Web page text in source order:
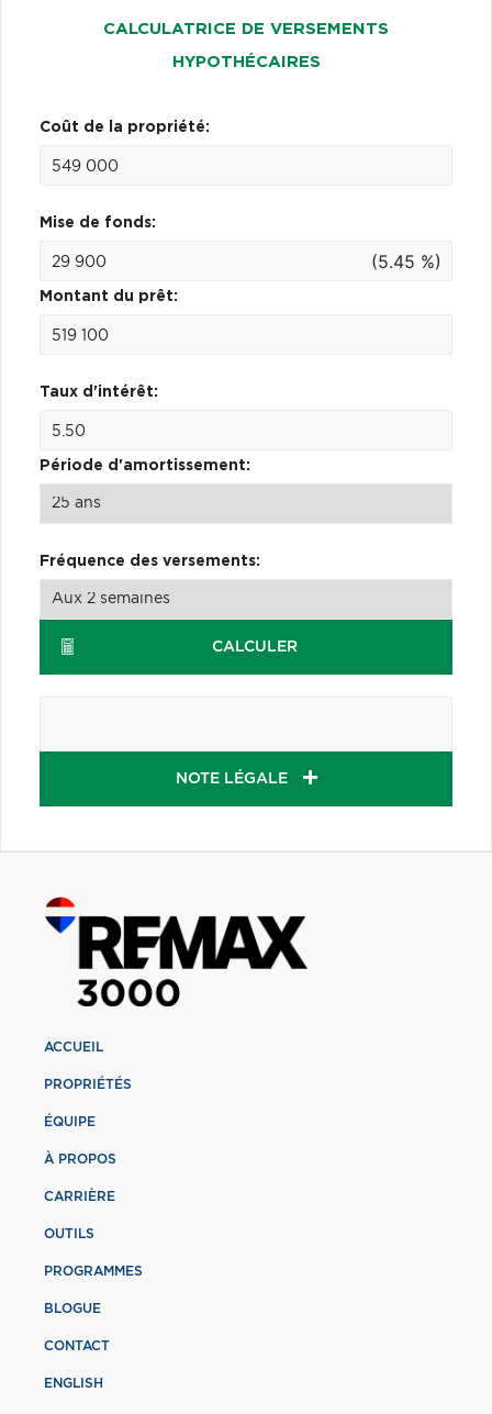
CALCULATRICE DE VERSEMENTS
HYPOTHÉCAIRES
Coût de la propriété:
Mise de fonds:
(5.45 %)
Montant du prêt:
Taux d'intérêt:
Période d'amortissement:
Fréquence des versements:
CALCULER
NOTE LÉGALE
ACCUEIL
PROPRIÉTÉS
ÉQUIPE
À PROPOS
CARRIÈRE
OUTILS
PROGRAMMES
BLOGUE
CONTACT
ENGLISH